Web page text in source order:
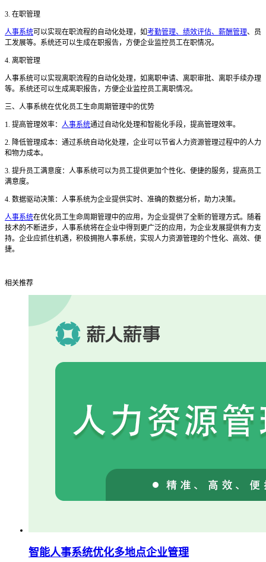
3. 在职管理
人事系统可以实现在职流程的自动化处理，如考勤管理、绩效评估、薪酬管理、员
工发展等。系统还可以生成在职报告，方便企业监控员工在职情况。
4. 离职管理
人事系统可以实现离职流程的自动化处理，如离职申请、离职审批、离职手续办理
等。系统还可以生成离职报告，方便企业监控员工离职情况。
三、人事系统在优化员工生命周期管理中的优势
1. 提高管理效率： 人事系统通过自动化处理和智能化手段，提高管理效率。
2. 降低管理成本：通过系统自动化处理，企业可以节省人力资源管理过程中的人力
和物力成本。
3. 提升员工满意度：人事系统可以为员工提供更加个性化、便捷的服务，提高员工
满意度。
4. 数据驱动决策：人事系统为企业提供实时、准确的数据分析，助力决策。
人事系统在优化员工生命周期管理中的应用，为企业提供了全新的管理方式。随着
技术的不断进步，人事系统将在企业中得到更广泛的应用，为企业发展提供有力支
持。企业应抓住机遇，积极拥抱人事系统，实现人力资源管理的个性化、高效、便
捷。
相关推荐
智能人事系统优化多地点企业管理